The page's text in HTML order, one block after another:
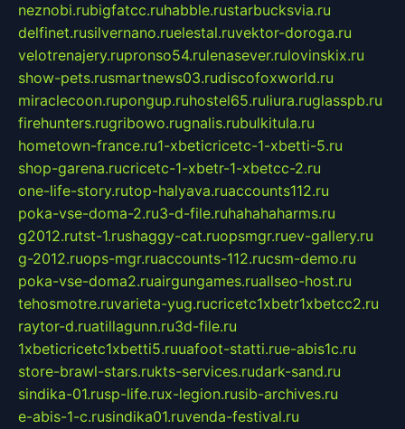
neznobi.rubigfatcc.ruhabble.rustarbucksvia.ru
delfinet.rusilvernano.ruelestal.ruvektor-doroga.ru
velotrenajery.rupronso54.rulenasever.rulovinskix.ru
show-pets.rusmartnews03.rudiscofoxworld.ru
miraclecoon.rupongup.ruhostel65.ruliura.ruglasspb.ru
firehunters.rugribowo.rugnalis.rubulkitula.ru
hometown-france.ru1-xbeticricetc-1-xbetti-5.ru
shop-garena.rucricetc-1-xbetr-1-xbetcc-2.ru
one-life-story.rutop-halyava.ruaccounts112.ru
poka-vse-doma-2.ru3-d-file.ruhahahaharms.ru
g2012.rutst-1.rushaggy-cat.ruopsmgr.ruev-gallery.ru
g-2012.ruops-mgr.ruaccounts-112.rucsm-demo.ru
poka-vse-doma2.ruairgungames.ruallseo-host.ru
tehosmotre.ruvarieta-yug.rucricetc1xbetr1xbetcc2.ru
raytor-d.ruatillagunn.ru3d-file.ru
1xbeticricetc1xbetti5.ruuafoot-statti.rue-abis1c.ru
store-brawl-stars.rukts-services.rudark-sand.ru
sindika-01.rusp-life.rux-legion.rusib-archives.ru
e-abis-1-c.rusindika01.ruvenda-festival.ru